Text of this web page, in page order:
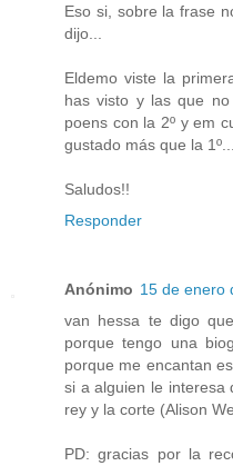
Eso si, sobre la frase
dijo...
Eldemo viste la
has visto y las que
poens con la 2º y em
gustado más que la 1º...
Saludos!!
Responder
Anónimo 15 de enero
van hessa te digo
porque tengo una
porque me encantan
si a alguien le interesa
rey y la corte (Alison
PD: gracias por la